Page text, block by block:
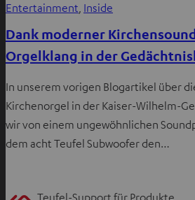
Entertainment, Inside
Dank moderner
Orgelklang in der
In unserem vorigen Blogartikel über
Kirchenorgel in der Kaiser-Wilhelm-
wir von einem ungewöhnlichen
dem acht Teufel Subwoofer den…